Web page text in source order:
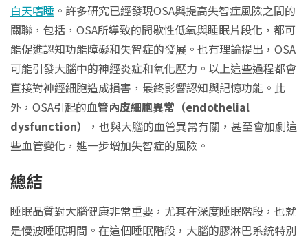
白天嗜睡 。許多研究已經發現OSA與提高失智症風險之間的
關聯，包括，OSA所導致的間歇性低氧與睡眠片段化，都可
能促進認知功能障礙和失智症的發展。也有理論提出，OSA
可能引發大腦中的神經炎症和氧化壓力。以上這些過程都會
直接對神經細胞造成損害，最終影響認知與記憶功能。此
外，OSA引起的血管內皮細胞異常（endothelial
dysfunction）
，也與大腦的血管異常有關，甚至會加劇這
些血管變化，進一步增加失智症的風險。
總結
睡眠品質對大腦健康非常重要，尤其在深度睡眠階段，也就
是慢波睡眠期間。在這個睡眠階段，大腦的膠淋巴系統特別